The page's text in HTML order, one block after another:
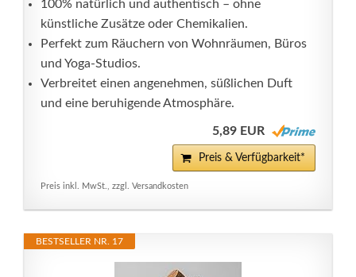
100% natürlich und authentisch – ohne
künstliche Zusätze oder Chemikalien.
Perfekt zum Räuchern von Wohnräumen, Büros
und Yoga-Studios.
Verbreitet einen angenehmen, süßlichen Duft
und eine beruhigende Atmosphäre.
5,89 EUR
Preis & Verfügbarkeit*
Preis inkl. MwSt., zzgl. Versandkosten
BESTSELLER NR. 17